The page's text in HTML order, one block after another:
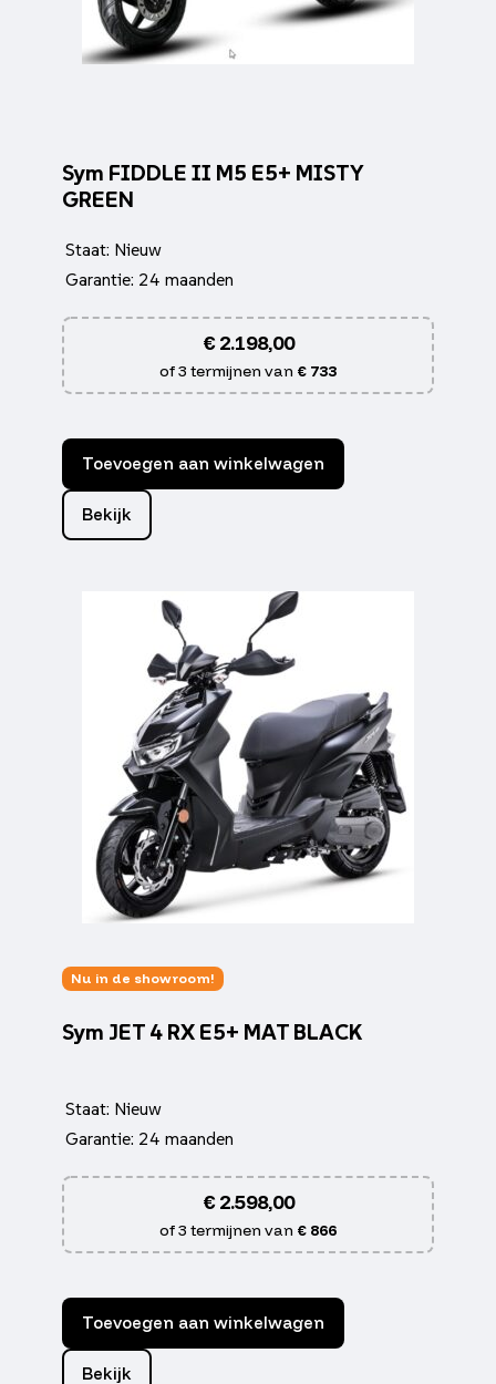
Sym FIDDLE II M5 E5+ MISTY
GREEN
Staat: Nieuw
Garantie: 24 maanden
€2.198,00
of 3 termijnen van € 733
Toevoegen aan winkelwagen
Bekijk
Nu in de showroom!
Sym JET 4 RX E5+ MAT BLACK
Staat: Nieuw
Garantie: 24 maanden
€2.598,00
of 3 termijnen van € 866
Toevoegen aan winkelwagen
Bekijk